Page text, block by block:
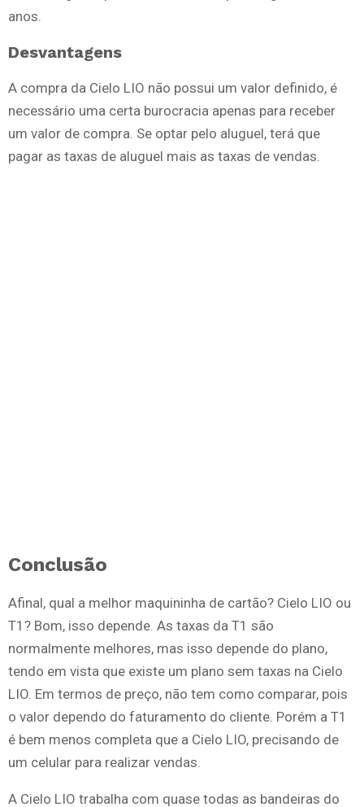
anos.
Desvantagens
A compra da Cielo LIO não possui um valor definido, é
necessário uma certa burocracia apenas para receber
um valor de compra. Se optar pelo aluguel, terá que
pagar as taxas de aluguel mais as taxas de vendas.
Conclusão
Afinal, qual a melhor maquininha de cartão? Cielo LIO ou
T1? Bom, isso depende. As taxas da T1 são
normalmente melhores, mas isso depende do plano,
tendo em vista que existe um plano sem taxas na Cielo
LIO. Em termos de preço, não tem como comparar, pois
o valor dependo do faturamento do cliente. Porém a T1
é bem menos completa que a Cielo LIO, precisando de
um celular para realizar vendas.
A Cielo LIO trabalha com quase todas as bandeiras do